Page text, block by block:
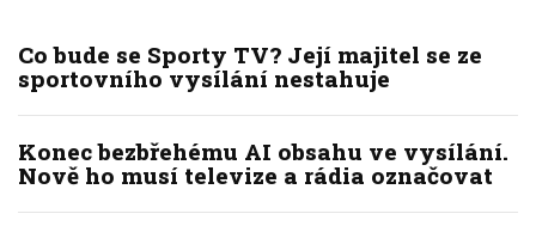
Co bude se Sporty TV? Její majitel se ze
sportovního vysílání nestahuje
Konec bezbřehému AI obsahu ve vysílání.
Nově ho musí televize a rádia označovat